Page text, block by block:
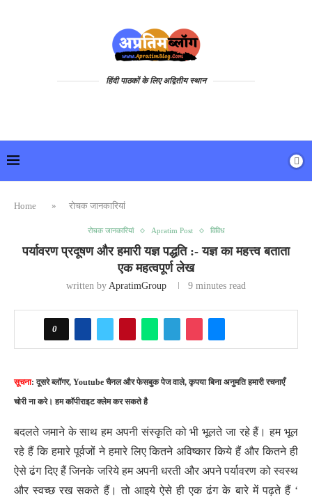
हिंदी पाठकों के लिए अद्वितीय स्थान
Home » रोचक जानकारियां
रोचक जानकारियां Apratim Post विविध
पर्यावरण प्रदूषण और हमारी यज्ञ पद्धति :- यज्ञ का महत्त्व बताता
एक महत्वपूर्ण लेख
written by ApratimGroup 9 minutes read
0
सूचना: दूसरे ब्लॉगर, Youtube चैनल और फेसबुक पेज वाले, कृपया बिना अनुमति हमारी रचनाएँ
चोरी ना करे। हम कॉपीराइट क्लेम कर सकते है
बदलते जमाने के साथ हम अपनी संस्कृति को भी भूलते जा रहे हैं। हम भूल
रहे हैं कि हमारे पूर्वजों ने हमारे लिए कितने अविष्कार किये हैं और कितने ही
ऐसे ढंग दिए हैं जिनके जरिये हम अपनी धरती और अपने पर्यावरण को स्वस्थ
और स्वच्छ रख सकते हैं। तो आइये ऐसे ही एक ढंग के बारे में पढ़ते हैं ‘